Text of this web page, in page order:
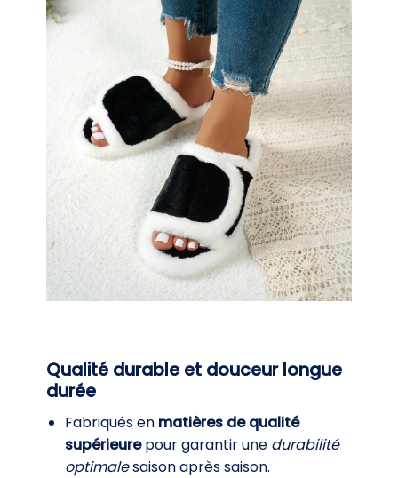
Qualité durable et douceur longue
durée
Fabriqués en matières de qualité
supérieurepour garantir une durabilité
optimalesaison après saison.